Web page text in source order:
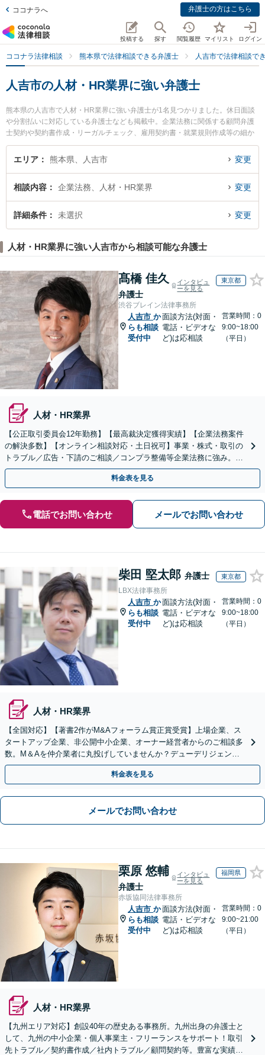
ココナラへ 弁護士の方はこちら
投稿する 探す 閲覧履歴 マイリスト ログイン
ココナラ法律相談 熊本県で法律相談できる弁護士 人吉市で法律相談で
人吉市の人材・HR業界に強い弁護士
熊本県の人吉市で人材・HR業界に強い弁護士が1名見つかりました。休日面談
や分割払いに対応している弁護士なども掲載中。企業法務に関係する顧問弁護
士契約や契約書作成・リーガルチェック、雇用契約書・就業規則作成等の細か
な分野での絞り込み検索もでき便利です。特にひとよし法律事務所の中嶽 修平
弁護士のプロフィール情報や弁護士費用、強みなどが注目されています。『人
い』『初回相談無料で人材・HR業界を法律相談できる人吉市内の弁護士に相談
予約したい』などでお困りの相談者さんにおすすめです。
エリア 熊本県、人吉市 変更
相談内容 企業法務、人材・HR業界 変更
詳細条件 未選択 変更
人材・HR業界に強い人吉市から相談可能な弁護士
髙橋 佳久
弁護士
インタビュ
ーを見る
東京都
渋谷ブレイン法律事務所
人吉市 か
らも相談
受付中
面談方法(対面・
電話・ビデオな
ど)は応相談
営業時間：0
9:00~18:00
（平日）
人材・HR業界
【公正取引委員会12年勤務】【最高裁決定獲得実績】【企業法務案件
の解決多数】【オンライン相談対応・土日祝可】事業・株式・取引の
トラブル／広告・下請のご相談／コンプラ整備等企業法務に強み。株
式の相続／誹謗中傷対策／不動産問題まで幅広く対応！
料金表を見る
電話でお問い合わせ メールでお問い合わせ
柴田 堅太郎 弁護士 東京都
LBX法律事務所
人吉市 か
らも相談
受付中
面談方法(対面・
電話・ビデオな
ど)は応相談
営業時間：0
9:00~18:00
（平日）
人材・HR業界
【全国対応】【著書2作がM&Aフォーラム賞正賞受賞】上場企業、ス
タートアップ企業、非公開中小企業、オーナー経営者からのご相談多
数。M＆Aを仲介業者に丸投げしていませんか？デューデリジェンス
や契約書作成・交渉はお任せください【初回無料】
料金表を見る
メールでお問い合わせ
栗原 悠輔
弁護士
インタビュ
ーを見る
福岡県
赤坂協同法律事務所
人吉市 か
らも相談
受付中
面談方法(対面・
電話・ビデオな
ど)は応相談
営業時間：0
9:00~21:00
（平日）
人材・HR業界
【九州エリア対応】創設40年の歴史ある事務所。九州出身の弁護士と
して、九州の中小企業・個人事業主・フリーランスをサポート！取引
先トラブル／契約書作成／社内トラブル／顧問契約等。豊富な実績を